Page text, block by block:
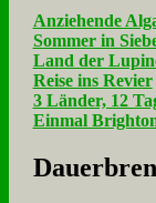
Anziehende
Sommer in
Land der
Reise ins Revier
3 Länder, 12
Einmal